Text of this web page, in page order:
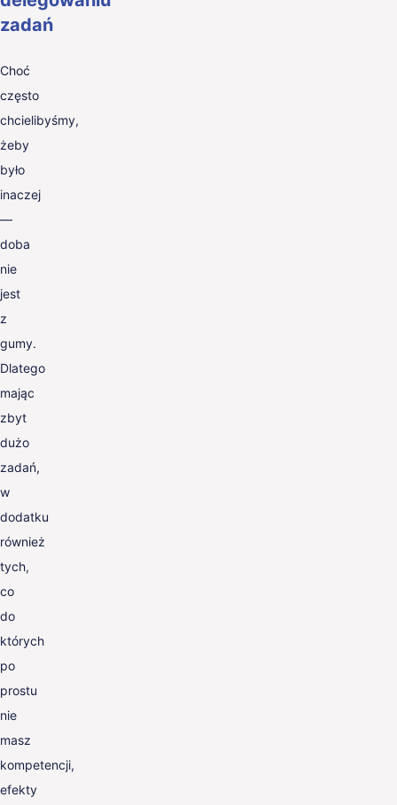
zadań
Choć
często
chcielibyśmy,
żeby
było
inaczej
—
doba
nie
jest
z
gumy.
Dlatego
mając
zbyt
dużo
zadań,
w
dodatku
również
tych,
co
do
których
po
prostu
nie
masz
kompetencji,
efekty